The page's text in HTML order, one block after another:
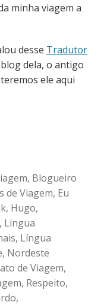
minha viagem a
desse Tradutor
dela, o antigo
ele aqui
, Blogueiro
de Viagem, Eu
, Hugo,
, Lingua
, Língua
, Nordeste
de Viagem,
, Respeito,
,